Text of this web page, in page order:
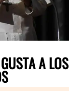
A LOS